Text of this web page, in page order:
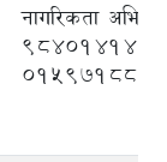
नागरिकता
015971880